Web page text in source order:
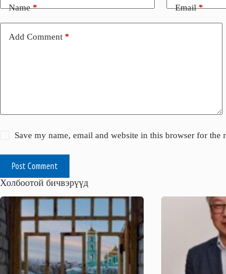
Name* Email*
Add Comment *
Save my name, email and website in this browser for the
Post Comment
Холбоотой бичвэрүүд